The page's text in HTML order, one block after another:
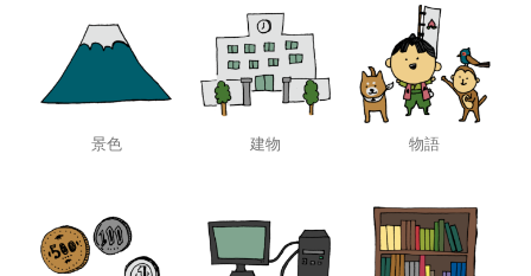
景色 建物 物語